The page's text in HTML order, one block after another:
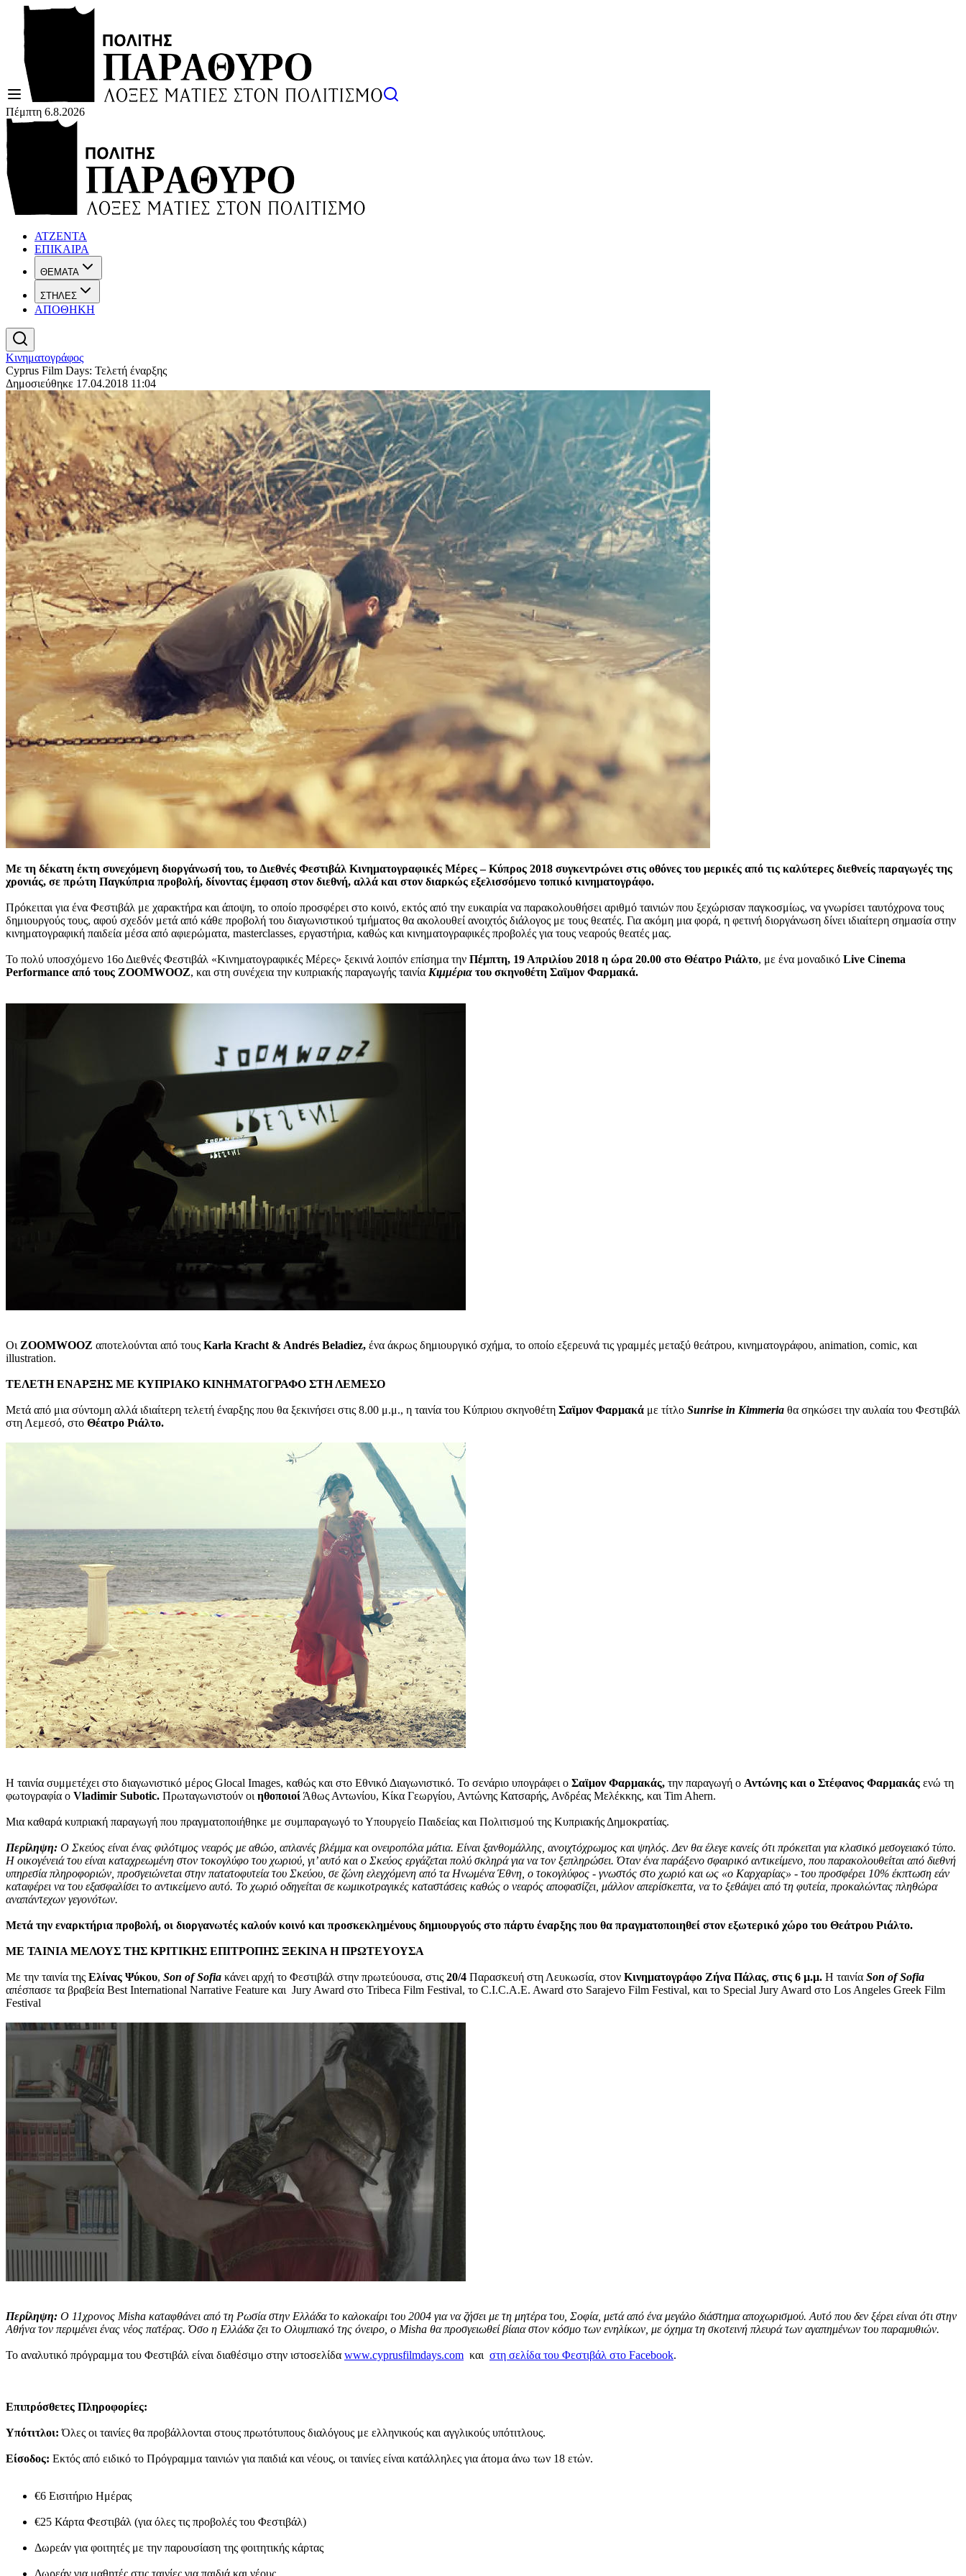
Πέμπτη 6.8.2026
ΑΤΖΕΝΤΑ
ΕΠΙΚΑΙΡΑ
ΘΕΜΑΤΑ
ΣΤΗΛΕΣ
ΑΠΟΘΗΚΗ
Κινηματογράφος
Cyprus Film Days: Τελετή έναρξης
Δημοσιεύθηκε 17.04.2018 11:04
Με τη δέκατη έκτη συνεχόμενη διοργάνωσή του, το Διεθνές Φεστιβάλ Κινηματογραφικές Μέρες – Κύπρος 2018 συγκεντρώνει στις οθόνες του μερικές από τις καλύτερες διεθνείς παραγωγές της
χρονιάς, σε πρώτη Παγκύπρια προβολή, δίνοντας έμφαση στον διεθνή, αλλά και στον διαρκώς εξελισσόμενο τοπικό κινηματογράφο.
Πρόκειται για ένα Φεστιβάλ με χαρακτήρα και άποψη, το οποίο προσφέρει στο κοινό, εκτός από την ευκαιρία να παρακολουθήσει αριθμό ταινιών που ξεχώρισαν παγκοσμίως, να γνωρίσει ταυτόχρονα τους
δημιουργούς τους, αφού σχεδόν μετά από κάθε προβολή του διαγωνιστικού τμήματος θα ακολουθεί ανοιχτός διάλογος με τους θεατές. Για ακόμη μια φορά, η φετινή διοργάνωση δίνει ιδιαίτερη σημασία στην
κινηματογραφική παιδεία μέσα από αφιερώματα, masterclasses, εργαστήρια, καθώς και κινηματογραφικές προβολές για τους νεαρούς θεατές μας.
Το πολύ υποσχόμενο 16ο Διεθνές Φεστιβάλ «Κινηματογραφικές Μέρες» ξεκινά λοιπόν επίσημα την Πέμπτη, 19 Απριλίου 2018 η ώρα 20.00 στο Θέατρο Ριάλτο, με ένα μοναδικό Live Cinema
Performance από τους ZOOMWOOZ, και στη συνέχεια την κυπριακής παραγωγής ταινία Κιμμέρια του σκηνοθέτη Σαϊμον Φαρμακά.
Οι ZOOMWOOZ αποτελούνται από τους Karla Kracht & Andrés Beladiez, ένα άκρως δημιουργικό σχήμα, το οποίο εξερευνά τις γραμμές μεταξύ θεάτρου, κινηματογράφου, animation, comic, και
illustration.
ΤΕΛΕΤΗ ΕΝΑΡΞΗΣ ΜΕ ΚΥΠΡΙΑΚΟ ΚΙΝΗΜΑΤΟΓΡΑΦΟ ΣΤΗ ΛΕΜΕΣΟ
Μετά από μια σύντομη αλλά ιδιαίτερη τελετή έναρξης που θα ξεκινήσει στις 8.00 μ.μ., η ταινία του Κύπριου σκηνοθέτη Σαϊμον Φαρμακά με τίτλο Sunrise in Kimmeria θα σηκώσει την αυλαία του Φεστιβάλ
στη Λεμεσό, στο Θέατρο Ριάλτο.
Η ταινία συμμετέχει στο διαγωνιστικό μέρος Glocal Images, καθώς και στο Εθνικό Διαγωνιστικό. To σενάριο υπογράφει ο Σαϊμον Φαρμακάς, την παραγωγή ο Αντώνης και ο Στέφανος Φαρμακάς ενώ τη
φωτογραφία ο Vladimir Subotic. Πρωταγωνιστούν οι ηθοποιοί Άθως Αντωνίου, Κίκα Γεωργίου, Αντώνης Κατσαρής, Ανδρέας Μελέκκης, και Tim Ahern.
Μια καθαρά κυπριακή παραγωγή που πραγματοποιήθηκε με συμπαραγωγό το Υπουργείο Παιδείας και Πολιτισμού της Κυπριακής Δημοκρατίας.
Περίληψη: Ο Σκεύος είναι ένας φιλότιμος νεαρός με αθώο, απλανές βλέμμα και ονειροπόλα μάτια. Είναι ξανθομάλλης, ανοιχτόχρωμος και ψηλός. Δεν θα έλεγε κανείς ότι πρόκειται για κλασικό μεσογειακό τύπο.
Η οικογένειά του είναι καταχρεωμένη στον τοκογλύφο του χωριού, γι’ αυτό και ο Σκεύος εργάζεται πολύ σκληρά για να τον ξεπληρώσει. Όταν ένα παράξενο σφαιρικό αντικείμενο, που παρακολουθείται από διεθνή
υπηρεσία πληροφοριών, προσγειώνεται στην πατατοφυτεία του Σκεύου, σε ζώνη ελεγχόμενη από τα Ηνωμένα Έθνη, ο τοκογλύφος - γνωστός στο χωριό και ως «ο Καρχαρίας» - του προσφέρει 10% έκπτωση εάν
καταφέρει να του εξασφαλίσει το αντικείμενο αυτό. Το χωριό οδηγείται σε κωμικοτραγικές καταστάσεις καθώς ο νεαρός αποφασίζει, μάλλον απερίσκεπτα, να το ξεθάψει από τη φυτεία, προκαλώντας πληθώρα
αναπάντεχων γεγονότων.
Μετά την εναρκτήρια προβολή, οι διοργανωτές καλούν κοινό και προσκεκλημένους δημιουργούς στο πάρτυ έναρξης που θα πραγματοποιηθεί στον εξωτερικό χώρο του Θεάτρου Ριάλτο.
ΜΕ ΤΑΙΝΙΑ ΜΕΛΟΥΣ ΤΗΣ ΚΡΙΤΙΚΗΣ ΕΠΙΤΡΟΠΗΣ ΞΕΚΙΝΑ Η ΠΡΩΤΕYΟΥΣΑ
Με την ταινία της Ελίνας Ψύκου, Son of Sofia κάνει αρχή το Φεστιβάλ στην πρωτεύουσα, στις 20/4 Παρασκευή στη Λευκωσία, στον Κινηματογράφο Ζήνα Πάλας, στις 6 μ.μ. Η ταινία Son of Sofia
απέσπασε τα βραβεία Best International Narrative Feature και Jury Award στο Tribeca Film Festival, το C.I.C.A.E. Award στο Sarajevo Film Festival, και το Special Jury Award στο Los Angeles Greek Film
Festival
Περίληψη: Ο 11χρονος Misha καταφθάνει από τη Ρωσία στην Ελλάδα το καλοκαίρι του 2004 για να ζήσει με τη μητέρα του, Σοφία, μετά από ένα μεγάλο διάστημα αποχωρισμού. Αυτό που δεν ξέρει είναι ότι στην
Αθήνα τον περιμένει ένας νέος πατέρας. Όσο η Ελλάδα ζει το Ολυμπιακό της όνειρο, ο Misha θα προσγειωθεί βίαια στον κόσμο των ενηλίκων, με όχημα τη σκοτεινή πλευρά των αγαπημένων του παραμυθιών.
Το αναλυτικό πρόγραμμα του Φεστιβάλ είναι διαθέσιμο στην ιστοσελίδα www.cyprusfilmdays.com και στη σελίδα του Φεστιβάλ στο Facebook.
Επιπρόσθετες Πληροφορίες:
Υπότιτλοι:Όλες οι ταινίες θα προβάλλονται στους πρωτότυπους διαλόγους με ελληνικούς και αγγλικούς υπότιτλους.
Είσοδος: Εκτός από ειδικό το Πρόγραμμα ταινιών για παιδιά και νέους, οι ταινίες είναι κατάλληλες για άτομα άνω των 18 ετών.
€6 Εισιτήριο Ημέρας
€25 Κάρτα Φεστιβάλ (για όλες τις προβολές του Φεστιβάλ)
Δωρεάν για φοιτητές με την παρουσίαση της φοιτητικής κάρτας
Δωρεάν για μαθητές στις ταινίες για παιδιά και νέους